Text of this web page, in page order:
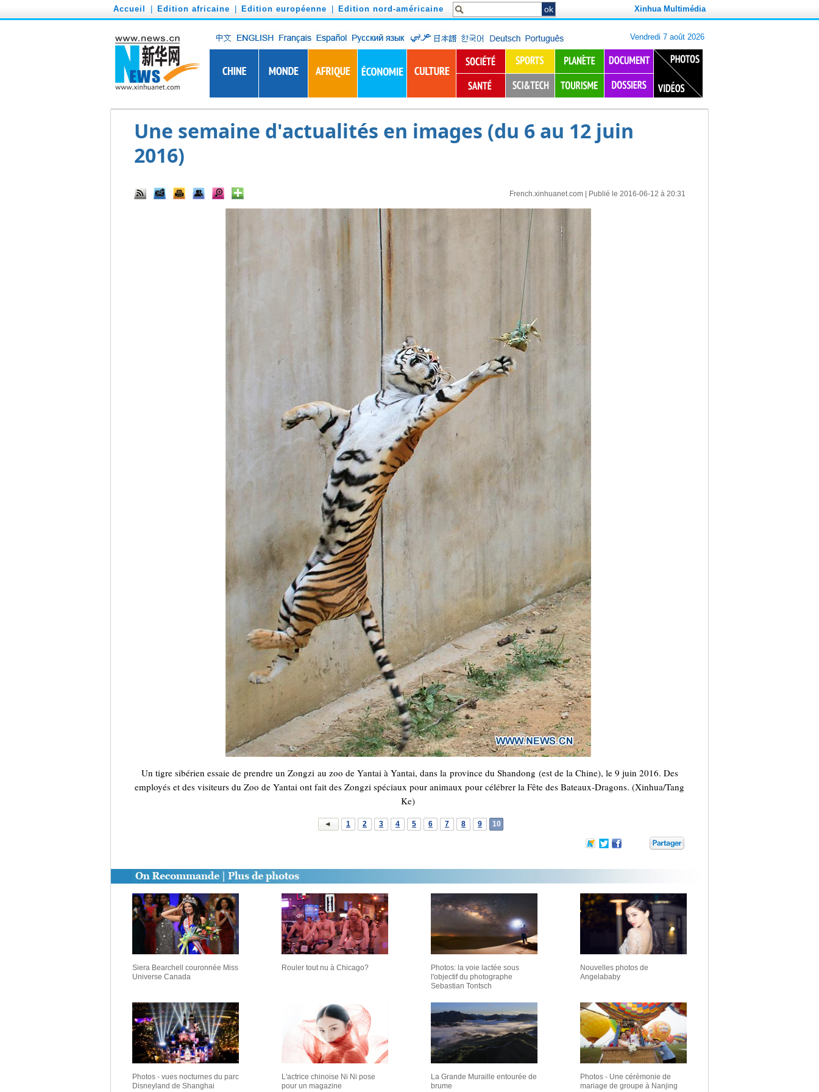
Accueil Edition africaine Edition européenne Edition nord-américaine Xinhua Multimédia
Une semaine d'actualités en images (du 6 au 12 juin
2016)
French.xinhuanet.com| Publié le 2016-06-12 à 20:31
Un tigre sibérien essaie de prendre un Zongzi au zoo de Yantai à Yantai, dans la province du Shandong (est de la Chine), le 9 juin 2016. Des
employés et des visiteurs du Zoo de Yantai ont fait des Zongzi spéciaux pour animaux pour célébrer la Fête des Bateaux-Dragons. (Xinhua/Tang
Ke)
1 2 3 4 5 6 7 8 9 10
Siera Bearchell couronnée Miss
Universe Canada
Rouler tout nu à Chicago?
Photos: la voie lactée sous
l'objectif du photographe
Sebastian Tontsch
Nouvelles photos de
Angelababy
Photos - vues nocturnes du parc
Disneyland de Shanghai
L'actrice chinoise Ni Ni pose
pour un magazine
La Grande Muraille entourée de
brume
Photos - Une cérémonie de
mariage de groupe à Nanjing